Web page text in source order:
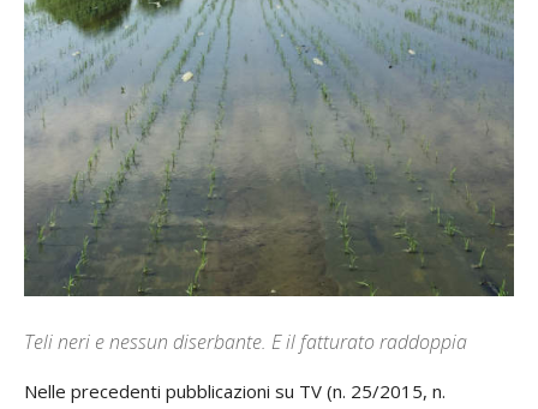
Teli neri e nessun diserbante. E il fatturato raddoppia
Nelle precedenti pubblicazioni su TV (n. 25/2015, n.